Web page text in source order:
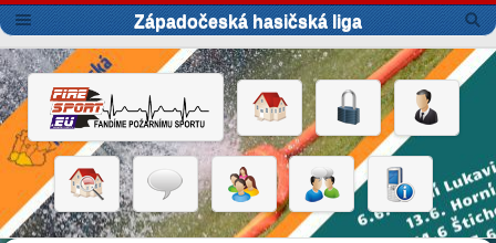
Západočeská hasičská liga